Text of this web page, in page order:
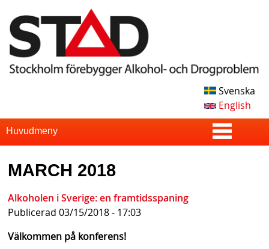
Skip
to
main
content
T
Svenska
English
S
u
Huvudmeny
MARCH 2018
Alkoholen i Sverige: en framtidsspaning
Publicerad03/15/2018 - 17:03
Välkommen på konferens!